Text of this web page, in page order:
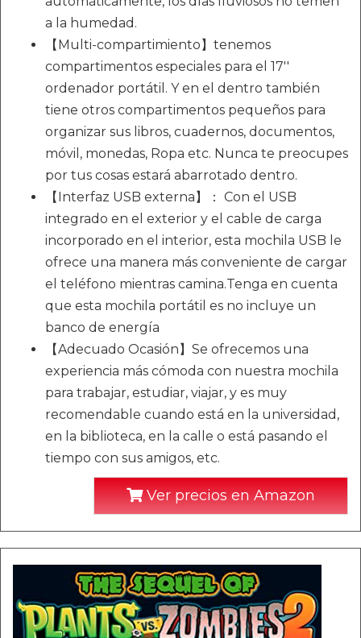
a la humedad.
【Multi-compartimiento】tenemos
compartimentos especiales para el 17''
ordenador portátil. Y en el dentro también
tiene otros compartimentos pequeños para
organizar sus libros, cuadernos, documentos,
móvil, monedas, Ropa etc. Nunca te preocupes
por tus cosas estará abarrotado dentro.
【Interfaz USB externa】： Con el USB
integrado en el exterior y el cable de carga
incorporado en el interior, esta mochila USB le
ofrece una manera más conveniente de cargar
el teléfono mientras camina.Tenga en cuenta
que esta mochila portátil es no incluye un
banco de energía
【Adecuado Ocasión】Se ofrecemos una
experiencia más cómoda con nuestra mochila
para trabajar, estudiar, viajar, y es muy
recomendable cuando está en la universidad,
en la biblioteca, en la calle o está pasando el
tiempo con sus amigos, etc.
Ver precios en Amazon